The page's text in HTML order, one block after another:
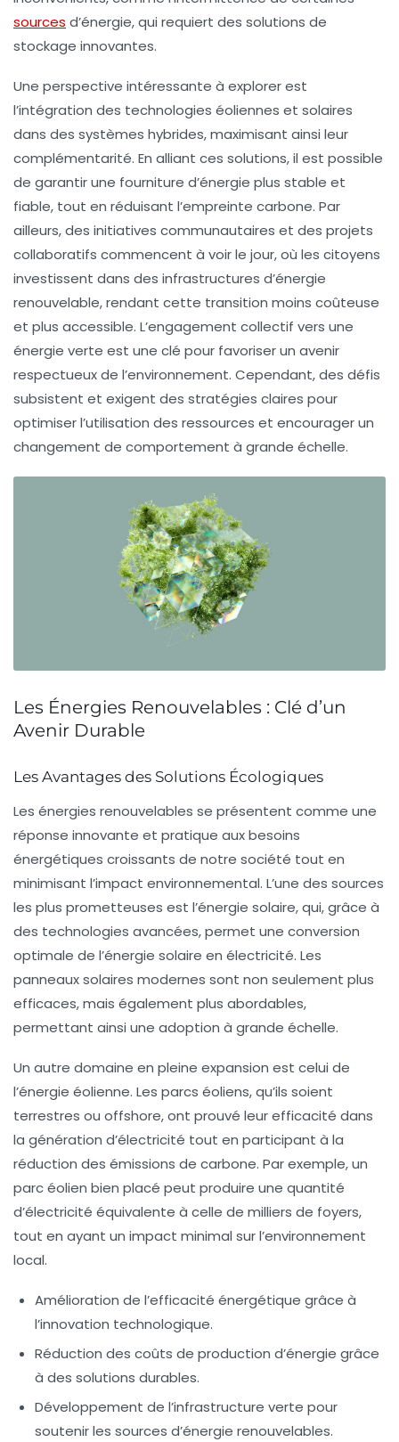
sources d’énergie, qui requiert des solutions de
stockage innovantes.
Une perspective intéressante à explorer est
l’intégration des technologies éoliennes et solaires
dans des systèmes hybrides, maximisant ainsi leur
complémentarité. En alliant ces solutions, il est possible
de garantir une fourniture d’énergie plus stable et
fiable, tout en réduisant l’empreinte carbone. Par
ailleurs, des initiatives communautaires et des projets
collaboratifs commencent à voir le jour, où les citoyens
investissent dans des infrastructures d’énergie
renouvelable, rendant cette transition moins coûteuse
et plus accessible. L’engagement collectif vers une
énergie verte est une clé pour favoriser un avenir
respectueux de l’environnement. Cependant, des défis
subsistent et exigent des stratégies claires pour
optimiser l’utilisation des ressources et encourager un
changement de comportement à grande échelle.
Les Énergies Renouvelables : Clé d’un
Avenir Durable
Les Avantages des Solutions Écologiques
Les énergies renouvelables se présentent comme une
réponse innovante et pratique aux besoins
énergétiques croissants de notre société tout en
minimisant l’impact environnemental. L’une des sources
les plus prometteuses est l’énergie solaire, qui, grâce à
des technologies avancées, permet une conversion
optimale de l’énergie solaire en électricité. Les
panneaux solaires modernes sont non seulement plus
efficaces, mais également plus abordables,
permettant ainsi une adoption à grande échelle.
Un autre domaine en pleine expansion est celui de
l’énergie éolienne. Les parcs éoliens, qu’ils soient
terrestres ou offshore, ont prouvé leur efficacité dans
la génération d’électricité tout en participant à la
réduction des émissions de carbone. Par exemple, un
parc éolien bien placé peut produire une quantité
d’électricité équivalente à celle de milliers de foyers,
tout en ayant un impact minimal sur l’environnement
local.
Amélioration de l’efficacité énergétique grâce à
l’innovation technologique.
Réduction des coûts de production d’énergie grâce
à des solutions durables.
Développement de l’infrastructure verte pour
soutenir les sources d’énergie renouvelables.